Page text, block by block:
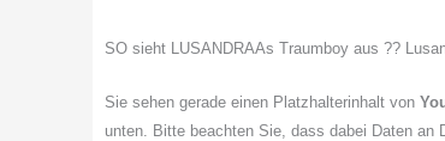
SO sieht LUSANDRAAs Traumboy aus ??
Sie sehen gerade einen Platzhalterinhalt von
unten. Bitte beachten Sie, dass dabei Daten an